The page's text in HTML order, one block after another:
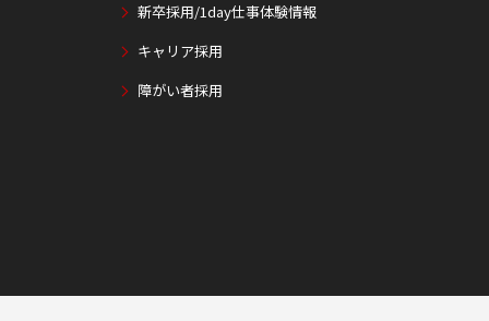
新卒採用/1day仕事体験情報
キャリア採用
障がい者採用